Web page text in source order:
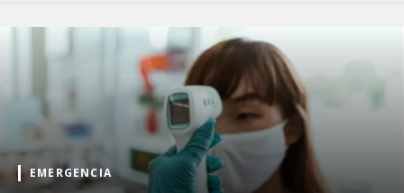
EMERGENCIA